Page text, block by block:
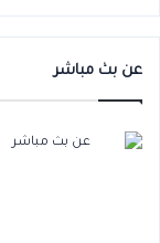
عن بث مباشر